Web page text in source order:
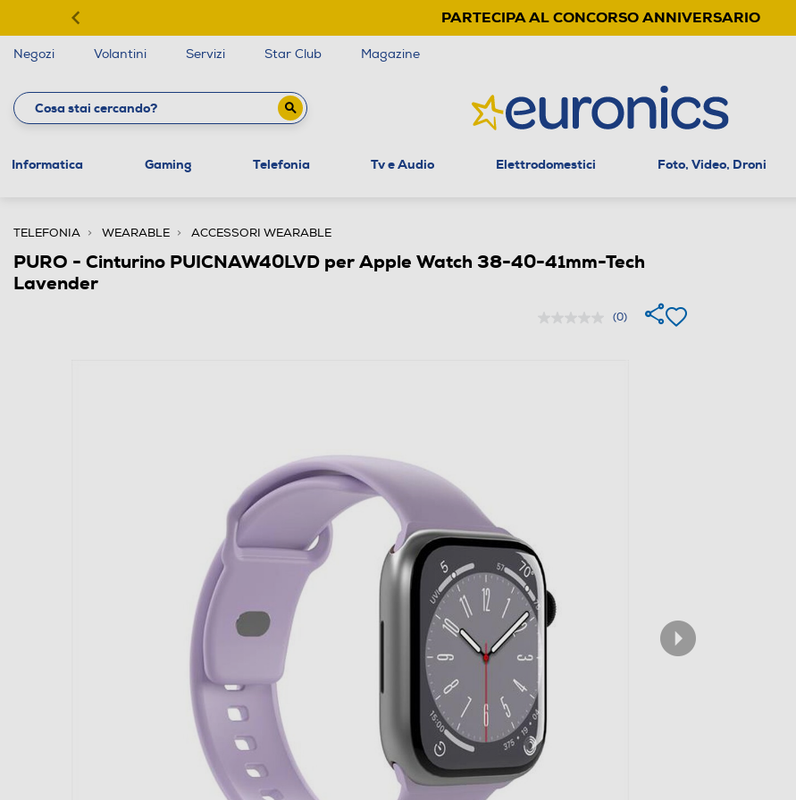
PARTECIPA AL CONCORSO ANNIVERSARIO
Negozi Volantini Servizi Star Club Magazine
Informatica Gaming Telefonia Tv e Audio Elettrodomestici Foto, Video, Droni
TELEFONIA WEARABLE ACCESSORI WEARABLE
PURO - Cinturino PUICNAW40LVD per Apple Watch 38-40-41mm-Tech
Lavender
(0)